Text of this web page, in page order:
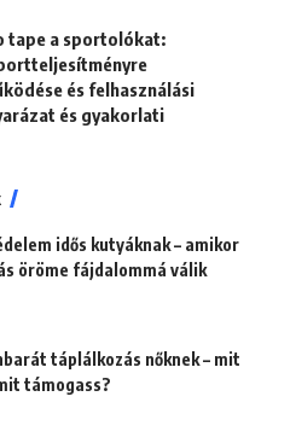
tape a sportolókat:
és felhasználási
és gyakorlati
idős kutyáknak – amikor
öröme fájdalommá válik
táplálkozás nőknek – mit
támogass?